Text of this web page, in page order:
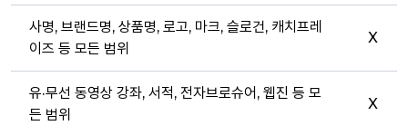
사명, 브랜드명, 상품명, 로고, 마크, 슬로건, 캐치프레
이즈 등 모든 범위
X
유·무선 동영상 강좌, 서적, 전자브로슈어, 웹진 등 모
든 범위
X